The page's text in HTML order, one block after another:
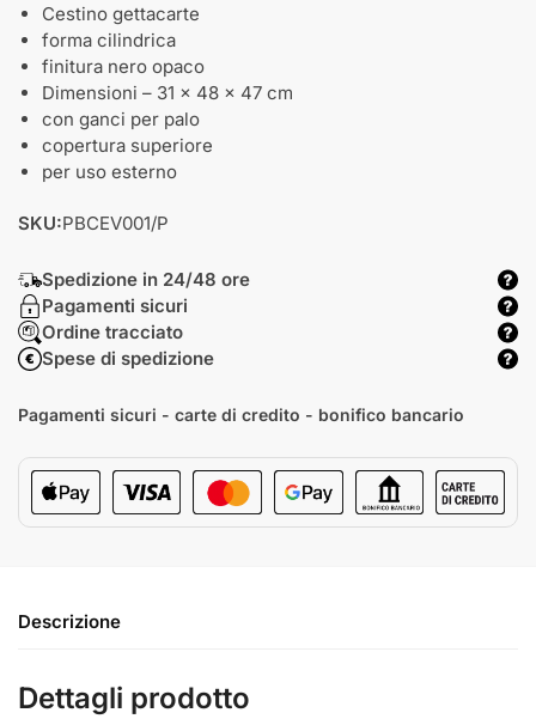
Cestino gettacarte
forma cilindrica
finitura nero opaco
Dimensioni – 31 x 48 x 47 cm
con ganci per palo
copertura superiore
per uso esterno
SKU:PBCEV001/P
Spedizione in 24/48 ore
Pagamenti sicuri
Ordine tracciato
Spese di spedizione
Pagamenti sicuri - carte di credito - bonifico bancario
Descrizione
Dettagli prodotto